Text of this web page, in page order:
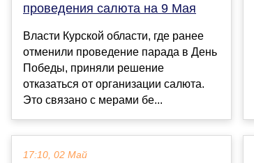
проведения салюта на 9 Мая
Власти Курской области, где ранее
отменили проведение парада в День
Победы, приняли решение
отказаться от организации салюта.
Это связано с мерами бе...
17:10, 02 Май